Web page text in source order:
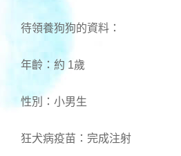
待領養狗狗的資料：
年齡：約 1歲
性別：小男生
狂犬病疫苗：完成注射